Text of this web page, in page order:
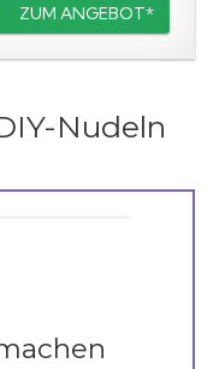
ZUM ANGEBOT*
Nudeln